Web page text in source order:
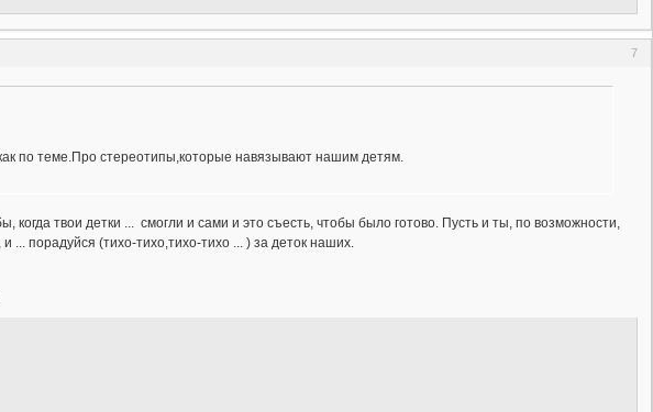
7
по теме.Про стереотипы,которые навязывают нашим детям.
твои детки ... смогли и сами и это съесть, чтобы было готово. Пусть и ты, по возможности,
... порадуйся (тихо-тихо,тихо-тихо ... ) за деток наших.